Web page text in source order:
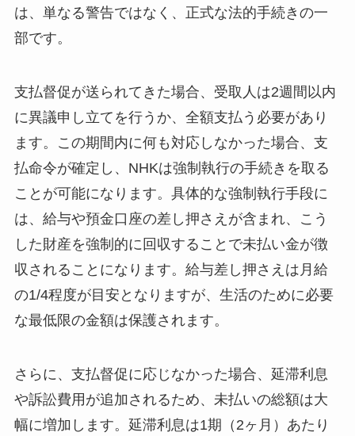
は、単なる警告ではなく、正式な法的手続きの一
部です。
支払督促が送られてきた場合、受取人は2週間以内
に異議申し立てを行うか、全額支払う必要があり
ます。この期間内に何も対応しなかった場合、支
払命令が確定し、NHKは強制執行の手続きを取る
ことが可能になります。具体的な強制執行手段に
は、給与や預金口座の差し押さえが含まれ、こう
した財産を強制的に回収することで未払い金が徴
収されることになります。給与差し押さえは月給
の1/4程度が目安となりますが、生活のために必要
な最低限の金額は保護されます。
さらに、支払督促に応じなかった場合、延滞利息
や訴訟費用が追加されるため、未払いの総額は大
幅に増加します。延滞利息は1期（2ヶ月）あたり